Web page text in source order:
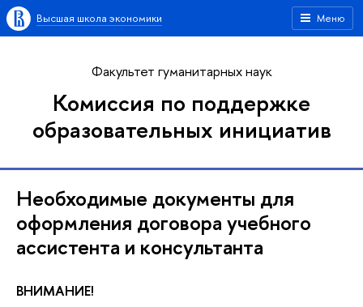
Меню
Высшая школа экономики
Факультет гуманитарных наук
Комиссия по поддержке
образовательных инициатив
Необходимые документы для
оформления договора учебного
ассистента и консультанта
ВНИМАНИЕ!